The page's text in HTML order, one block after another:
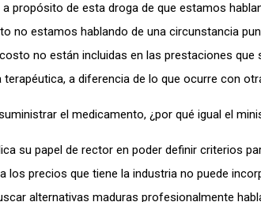
propósito de esta droga de que estamos
no estamos hablando de una circunstancia
no están incluidas en las prestaciones que
a diferencia de lo que ocurre con
el medicamento, ¿por qué igual el
su papel de rector en poder definir criterios
precios que tiene la industria no puede
alternativas maduras profesionalmente